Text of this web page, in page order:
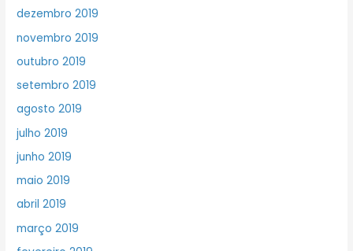
dezembro 2019
novembro 2019
outubro 2019
setembro 2019
agosto 2019
julho 2019
junho 2019
maio 2019
abril 2019
março 2019